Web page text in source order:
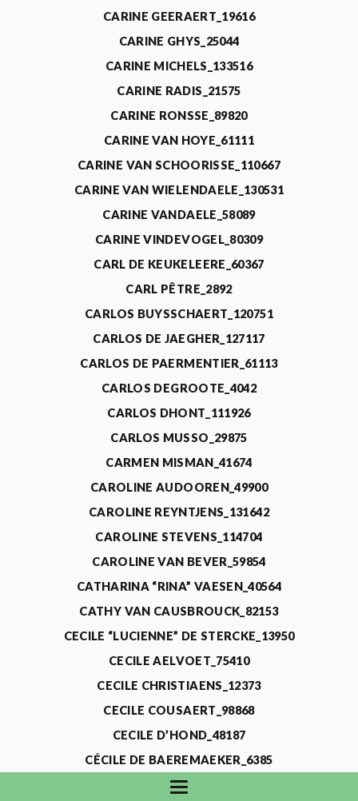
CARINE GEERAERT_19616
CARINE GHYS_25044
CARINE MICHELS_133516
CARINE RADIS_21575
CARINE RONSSE_89820
CARINE VAN HOYE_61111
CARINE VAN SCHOORISSE_110667
CARINE VAN WIELENDAELE_130531
CARINE VANDAELE_58089
CARINE VINDEVOGEL_80309
CARL DE KEUKELEERE_60367
CARL PÊTRE_2892
CARLOS BUYSSCHAERT_120751
CARLOS DE JAEGHER_127117
CARLOS DE PAERMENTIER_61113
CARLOS DEGROOTE_4042
CARLOS DHONT_111926
CARLOS MUSSO_29875
CARMEN MISMAN_41674
CAROLINE AUDOOREN_49900
CAROLINE REYNTJENS_131642
CAROLINE STEVENS_114704
CAROLINE VAN BEVER_59854
CATHARINA “RINA” VAESEN_40564
CATHY VAN CAUSBROUCK_82153
CECILE “LUCIENNE” DE STERCKE_13950
CECILE AELVOET_75410
CECILE CHRISTIAENS_12373
CECILE COUSAERT_98868
CECILE D’HOND_48187
CÉCILE DE BAEREMAEKER_6385
CECILE DE WAELE_4731